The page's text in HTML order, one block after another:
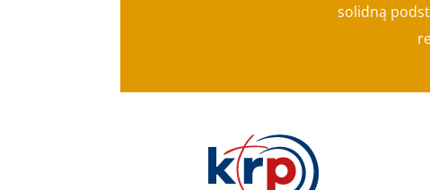
solidną